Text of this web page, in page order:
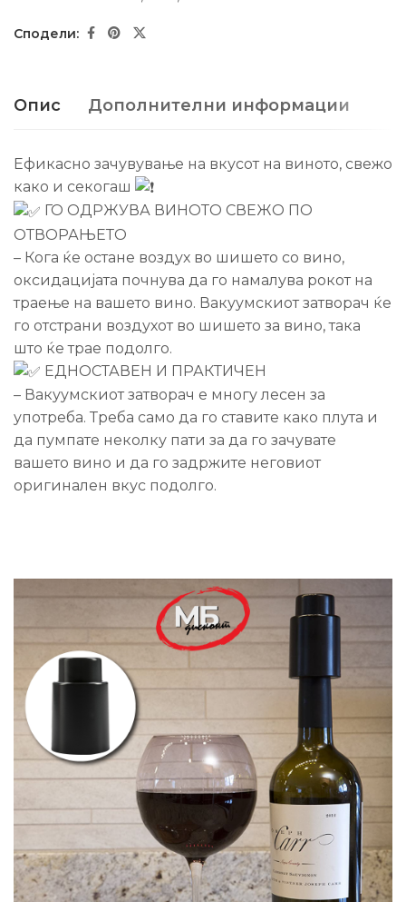
Опис Дополнителни информации
Ефикасно зачувување на вкусот на виното, свежо
како и секогаш
ГО ОДРЖУВА ВИНОТО СВЕЖО ПО
ОТВОРАЊЕТО
– Кога ќе остане воздух во шишето со вино,
оксидацијата почнува да го намалува рокот на
траење на вашето вино. Вакуумскиот затворач ќе
го отстрани воздухот во шишето за вино, така
што ќе трае подолго.
ЕДНОСТАВЕН И ПРАКТИЧЕН
– Вакуумскиот затворач е многу лесен за
употреба. Треба само да го ставите како плута и
да пумпате неколку пати за да го зачувате
вашето вино и да го задржите неговиот
оригинален вкус подолго.